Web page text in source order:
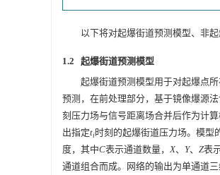
以下将对起爆街道预测模型、非
1.2 起爆街道预测模型
起爆街道预测模型用于对起爆点所
预测，在前处理部分，基于镜像爆源
刻压力场与信号距离场合并后作为计
出指定ti时刻的起爆街道压力场。模型
度，其中C表示通道数量，X、 Y、 Z表
通道组合而成。网络的输出为单通道